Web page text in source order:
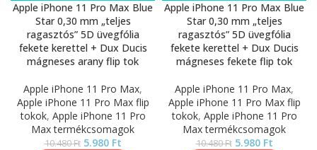
Apple iPhone 11 Pro Max Blue
Star 0,30 mm „teljes
ragasztós” 5D üvegfólia
fekete kerettel + Dux Ducis
mágneses arany flip tok
Apple iPhone 11 Pro Max,
Apple iPhone 11 Pro Max flip
tokok, Apple iPhone 11 Pro
Max termékcsomagok
10.480Ft 5.980 Ft
Apple iPhone 11 Pro Max Blue
Star 0,30 mm „teljes
ragasztós” 5D üvegfólia
fekete kerettel + Dux Ducis
mágneses fekete flip tok
Apple iPhone 11 Pro Max,
Apple iPhone 11 Pro Max flip
tokok, Apple iPhone 11 Pro
Max termékcsomagok
10.480Ft 5.980 Ft